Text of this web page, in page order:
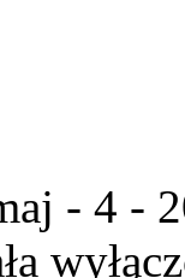
- 4 -